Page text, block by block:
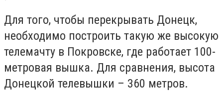
Для того, чтобы перекрывать Донецк,
необходимо построить такую же высокую
телемачту в Покровске, где работает 100-
метровая вышка. Для сравнения, высота
Донецкой телевышки – 360 метров.